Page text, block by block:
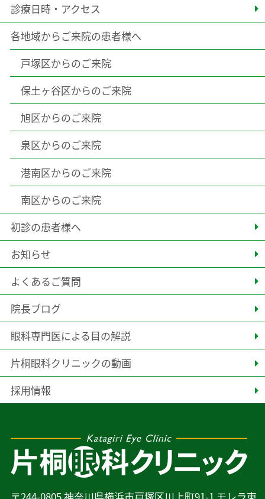
診療日時・アクセス
各地域からご来院の患者様へ
戸塚区からのご来院
保土ヶ谷区からのご来院
旭区からのご来院
泉区からのご来院
港南区からのご来院
南区からのご来院
初診の患者様へ
お知らせ
よくあるご質問
院長ブログ
眼科専門医による目の解説
片桐眼科クリニックの動画
採用情報